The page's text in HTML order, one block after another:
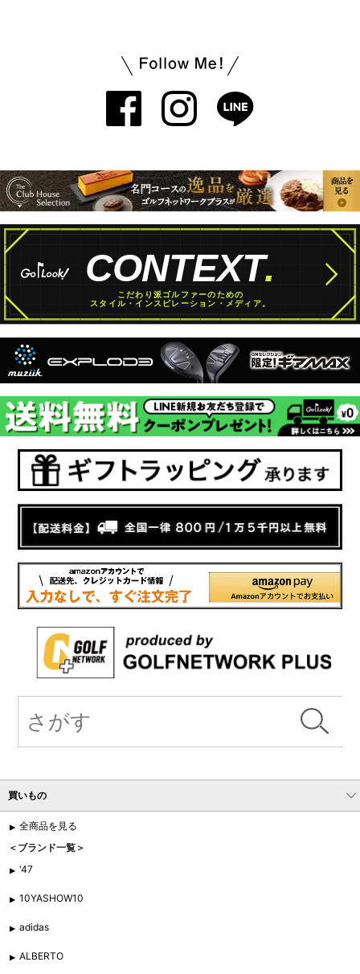
買いもの
全商品を見る
＜ブランド一覧＞
'47
10YASHOW10
adidas
ALBERTO